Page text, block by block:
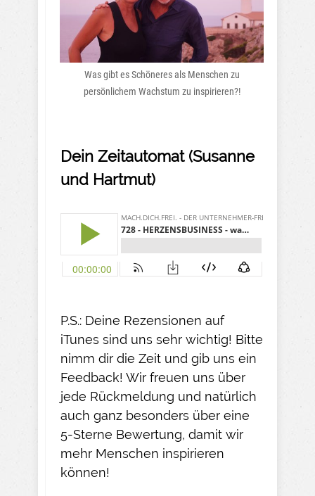
Was gibt es Schöneres als Menschen zu
persönlichem Wachstum zu inspirieren?!
Dein Zeitautomat (Susanne
und Hartmut)
P.S.: Deine Rezensionen auf
iTunes sind uns sehr wichtig! Bitte
nimm dir die Zeit und gib uns ein
Feedback! Wir freuen uns über
jede Rückmeldung und natürlich
auch ganz besonders über eine
5-Sterne Bewertung, damit wir
mehr Menschen inspirieren
können!